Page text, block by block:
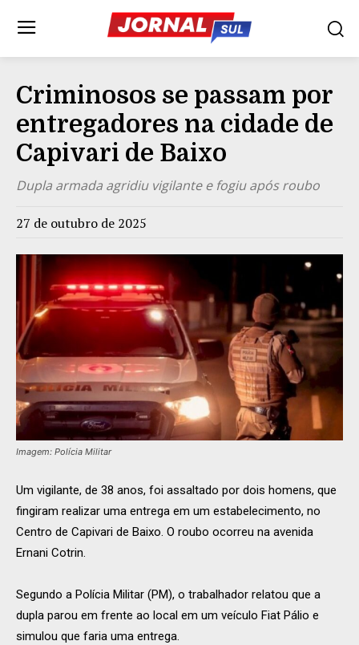
Criminosos se passam por
entregadores na cidade de
Capivari de Baixo
Dupla armada agridiu vigilante e fogiu após roubo
27 de outubro de 2025
Imagem: Polícia Militar
Um vigilante, de 38 anos, foi assaltado por dois homens, que
fingiram realizar uma entrega em um estabelecimento, no
Centro de Capivari de Baixo. O roubo ocorreu na avenida
Ernani Cotrin.
Segundo a Polícia Militar (PM), o trabalhador relatou que a
dupla parou em frente ao local em um veículo Fiat Pálio e
simulou que faria uma entrega.